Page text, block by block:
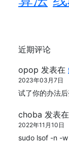
近期评论
opop 发表在
2023年03月7日
试了你的办法
choba 发表在
2022年11月10日
sudo lsof -n -